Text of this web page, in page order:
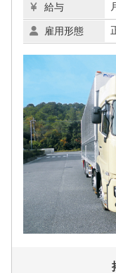
給与
雇用形態